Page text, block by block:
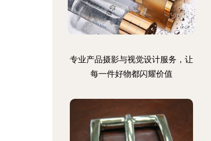
专业产品摄影与视觉设计服务，让
每一件好物都闪耀价值